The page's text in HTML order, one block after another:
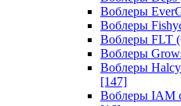
Воблеры
Воблеры
Воблеры FLT
Воблеры
Воблеры
[147]
Воблеры IAM